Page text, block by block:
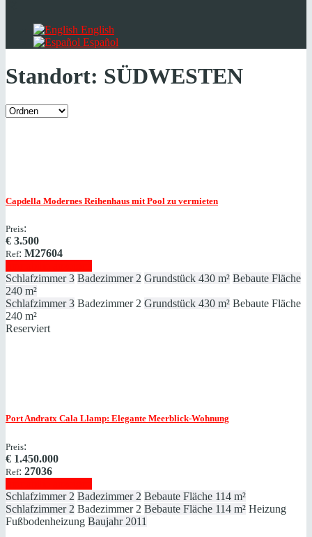
English
Español
Standort: SÜDWESTEN
Capdella Modernes Reihenhaus mit Pool zu vermieten
Preis:
€ 3.500
Ref: M27604
Schlafzimmer 3 Badezimmer 2 Grundstück 430 m² Bebaute Fläche
240 m²
Schlafzimmer 3 Badezimmer 2 Grundstück 430 m² Bebaute Fläche
240 m²
Reserviert
Port Andratx Cala Llamp: Elegante Meerblick-Wohnung
Preis:
€ 1.450.000
Ref: 27036
Schlafzimmer 2 Badezimmer 2 Bebaute Fläche 114 m²
Schlafzimmer 2 Badezimmer 2 Bebaute Fläche 114 m² Heizung
Fußbodenheizung Baujahr 2011